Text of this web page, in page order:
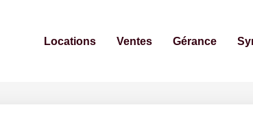
Locations Ventes Gérance